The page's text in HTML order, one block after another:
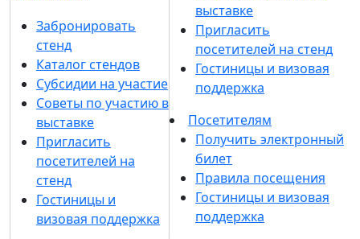
Забронировать
стенд
Каталог стендов
Субсидии на участие
Советы по участию в
выставке
Пригласить
посетителей на
стенд
Гостиницы и
визовая поддержка
выставке
Пригласить
посетителей на стенд
Гостиницы и визовая
поддержка
Посетителям
Получить электронный
билет
Правила посещения
Гостиницы и визовая
поддержка